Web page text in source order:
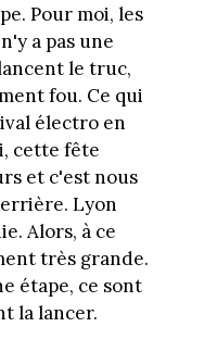
Pour moi, les
a pas une
le truc,
fou. Ce qui
électro en
cette fête
et c'est nous
Lyon
Alors, à ce
très grande.
étape, ce sont
la lancer.